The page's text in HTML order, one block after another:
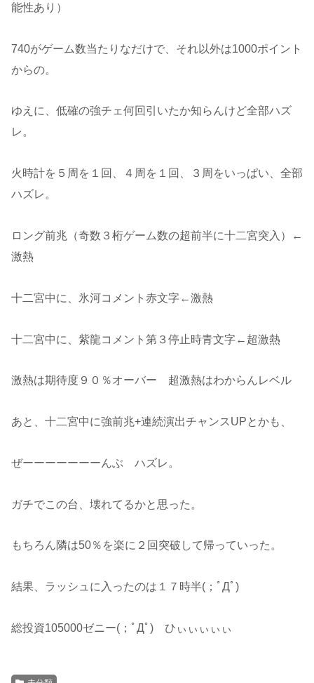
能性あり）
740がゲーム数当たりなだけで、それ以外は1000ポイント
からの。
ゆえに、低確の強チェ何回引いたか知らんけど全部ハズ
レ。
火時計を５周を１回、４周を１回、３周をいっぱい、全部
ハズレ。
ロング前兆（奇数３桁ゲーム数の超前半に十二宮突入）←
激熱
十二宮中に、氷河コメント赤文字←激熱
十二宮中に、紫龍コメント第３停止時青文字←超激熱
激熱は期待度９０％オーバー 超激熱はわからんレベル
あと、十二宮中に強前兆+連続演出チャンスUPとかも、
ぜーーーーーーーんぶ ハズレ。
ガチでこの台、壊れてるかと思った。
もちろん隣は50％を楽に２回突破して帰っていった。
結果、ラッシュに入ったのは１７時半(；ﾟДﾟ)
総投資105000ゼニー(；ﾟДﾟ) ひぃぃぃぃぃ